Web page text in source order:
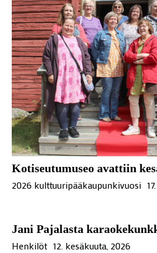
Kotiseutumuseo avattiin
2026 kulttuuripääkaupunkivuosi
Jani Pajalasta
Henkilöt 12. kesäkuuta, 2026